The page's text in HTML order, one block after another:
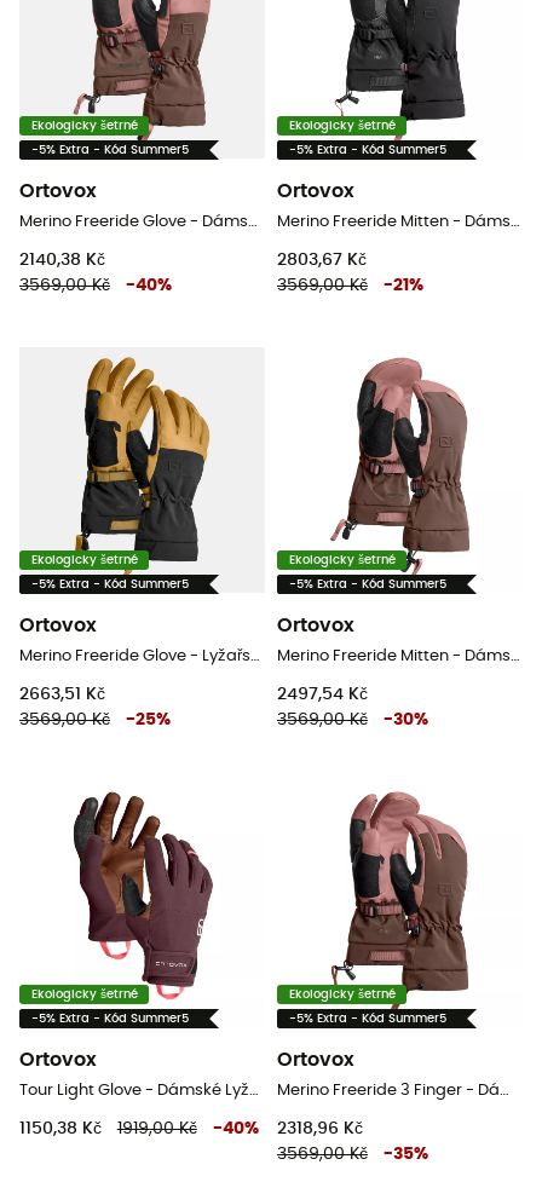
Ekologicky šetrné
-5% Extra - Kód Summer5
Ortovox
Merino Freeride Glove - Dámské Lyžařské rukavice
2140,38 Kč
3569,00 Kč
-40%
Ekologicky šetrné
-5% Extra - Kód Summer5
Ortovox
Merino Freeride Mitten - Dámské Rukavice
2803,67 Kč
3569,00 Kč
-21 %
Ekologicky šetrné
-5% Extra - Kód Summer5
Ortovox
Merino Freeride Glove - Lyžařské rukavice
2663,51 Kč
3569,00 Kč
-25%
Ekologicky šetrné
-5% Extra - Kód Summer5
Ortovox
Merino Freeride Mitten - Dámské Rukavice
2497,54 Kč
3569,00 Kč
-30%
Ekologicky šetrné
-5% Extra - Kód Summer5
Ortovox
Tour Light Glove - Dámské Lyžařské rukavice
1150,38 Kč 1919,00 Kč -40%
Ekologicky šetrné
-5% Extra - Kód Summer5
Ortovox
Merino Freeride 3 Finger - Dámské Lyžařské rukavice
2318,96 Kč
3569,00 Kč
-35%